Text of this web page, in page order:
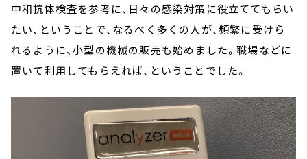
中和抗体検査を参考に、日々の感染対策に役立ててもらい
たい、ということで、なるべく多くの人が、頻繁に受けら
れるように、小型の機械の販売も始めました。職場などに
置いて利用してもらえれば、ということでした。